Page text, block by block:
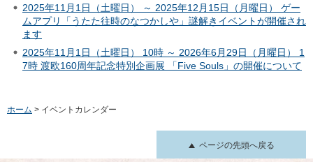
2025年11月1日（土曜日） ～ 2025年12月15日（月曜日） ゲー
ムアプリ「うたた往時のなつかしや」謎解きイベントが開催され
ます
2025年11月1日（土曜日） 10時 ～ 2026年6月29日（月曜日） 1
7時 渡欧160周年記念特別企画展 「Five Souls」の開催について
ホーム > イベントカレンダー
ページの先頭へ戻る